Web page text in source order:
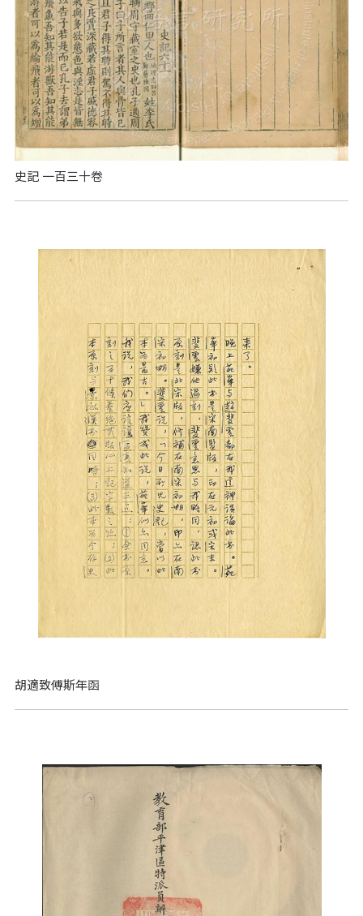
史記 一百三十卷
胡適致傅斯年函